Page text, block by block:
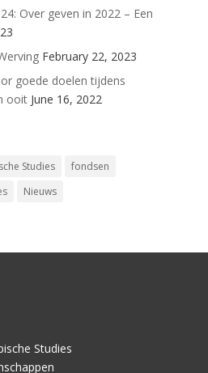
Over geven in 2022 – Een
February 22, 2023
goede doelen tijdens
ooit June 16, 2022
Studies
fondsen
Nieuws
Studies